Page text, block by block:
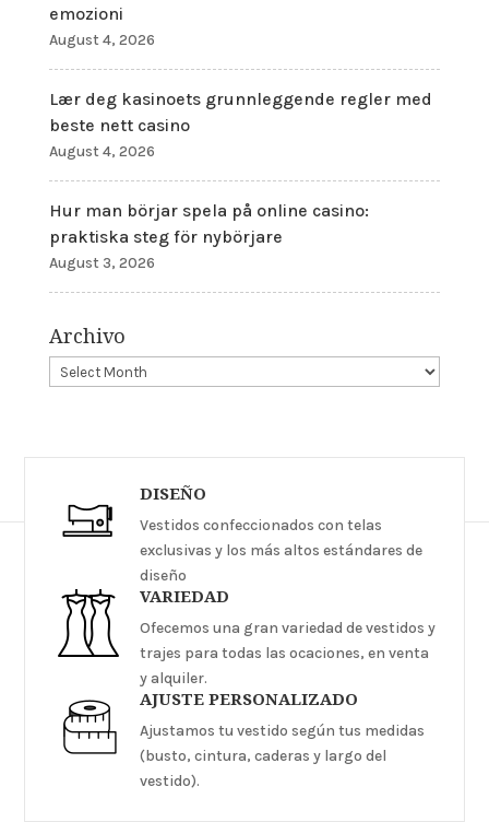
emozioni
August 4, 2026
Lær deg kasinoets grunnleggende regler med
beste nett casino
August 4, 2026
Hur man börjar spela på online casino:
praktiska steg för nybörjare
August 3, 2026
Archivo
DISEÑO
Vestidos confeccionados con telas
exclusivas y los más altos estándares de
diseño
VARIEDAD
Ofecemos una gran variedad de vestidos y
trajes para todas las ocaciones, en venta
y alquiler.
AJUSTE PERSONALIZADO
Ajustamos tu vestido según tus medidas
(busto, cintura, caderas y largo del
vestido).